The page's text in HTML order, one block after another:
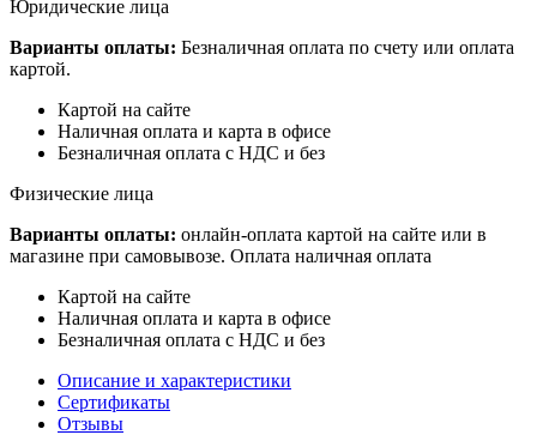
Юридические лица
Варианты оплаты: Безналичная оплата по счету или оплата
картой.
Картой на сайте
Наличная оплата и карта в офисе
Безналичная оплата с НДС и без
Физические лица
Варианты оплаты: онлайн-оплата картой на сайте или в
магазине при самовывозе. Оплата наличная оплата
Картой на сайте
Наличная оплата и карта в офисе
Безналичная оплата с НДС и без
Описание и характеристики
Сертификаты
Отзывы